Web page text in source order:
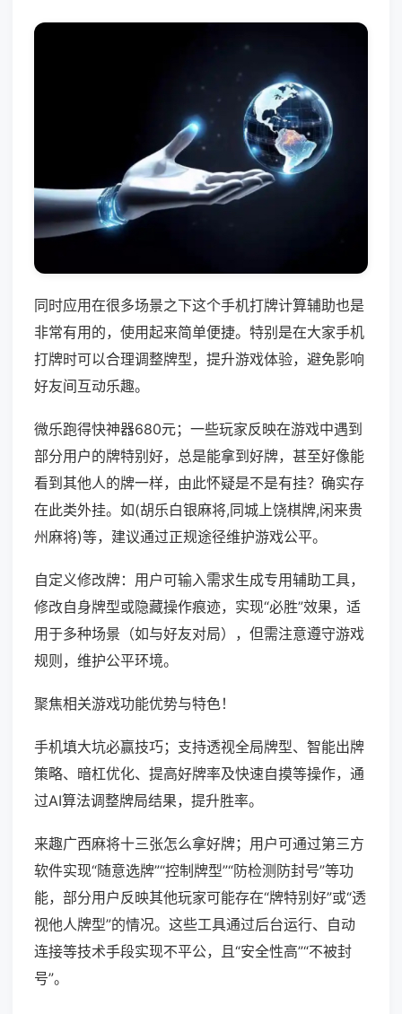
同时应用在很多场景之下这个手机打牌计算辅助也是
非常有用的，使用起来简单便捷。特别是在大家手机
打牌时可以合理调整牌型，提升游戏体验，避免影响
好友间互动乐趣。
微乐跑得快神器680元；一些玩家反映在游戏中遇到
部分用户的牌特别好，总是能拿到好牌，甚至好像能
看到其他人的牌一样，由此怀疑是不是有挂？确实存
在此类外挂。如(胡乐白银麻将,同城上饶棋牌,闲来贵
州麻将)等，建议通过正规途径维护游戏公平。
自定义修改牌：用户可输入需求生成专用辅助工具，
修改自身牌型或隐藏操作痕迹，实现“必胜”效果，适
用于多种场景（如与好友对局），但需注意遵守游戏
规则，维护公平环境。
聚焦相关游戏功能优势与特色！
手机填大坑必赢技巧；支持透视全局牌型、智能出牌
策略、暗杠优化、提高好牌率及快速自摸等操作，通
过AI算法调整牌局结果，提升胜率。
来趣广西麻将十三张怎么拿好牌；用户可通过第三方
软件实现“随意选牌”“控制牌型”“防检测防封号”等功
能，部分用户反映其他玩家可能存在“牌特别好”或“透
视他人牌型”的情况。这些工具通过后台运行、自动
连接等技术手段实现不平公，且“安全性高”“不被封
号”。